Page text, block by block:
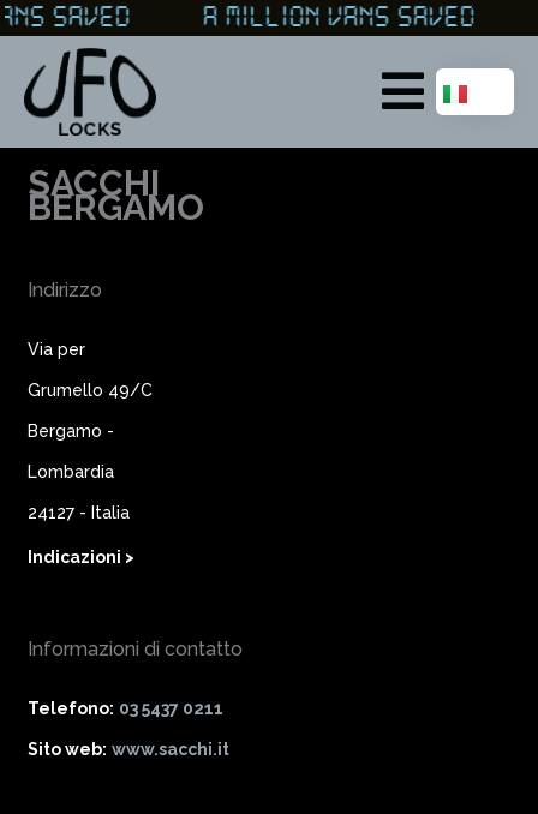
Vai
al
contenuto
SAVED A MILLION VANS
Main
Menu
SACCHI
BERGAMO
Indirizzo
Via per
Grumello 49/C
Bergamo -
Lombardia
24127 - Italia
Indicazioni >
Informazioni di contatto
Telefono: 03 5437 0211
Sito web: www.sacchi.it